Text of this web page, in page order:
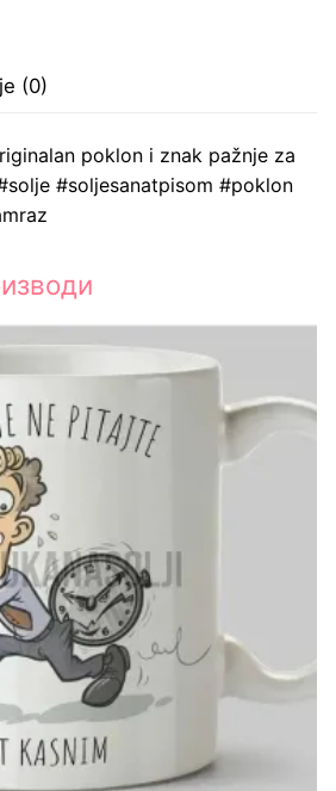
(0)
poklon i znak pažnje za
#soljesanatpisom #poklon